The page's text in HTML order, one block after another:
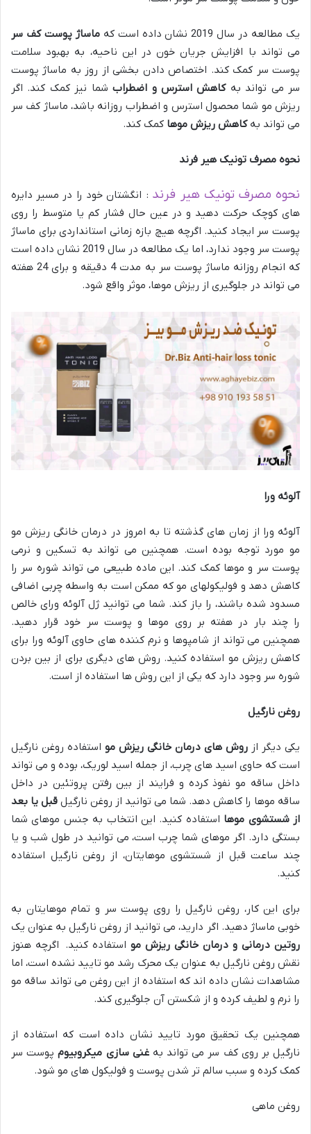
یک مطالعه در سال 2019 نشان داده است که
ماساژ پوست کف سر
می تواند با افزایش جریان خون در این ناحیه، به بهبود سلامت
پوست سر کمک کند. اختصاص دادن بخشی از روز به ماساژ پوست
سر می تواند بهکاهش استرس و اضطرابشما نیز کمک کند. اگر
ریزش مو شما محصول استرس و اضطراب روزانه باشد، ماساژ کف سر
می تواند به کاهش ریزش موها کمک کند.
نحوه مصرف تونیک هیر فرند
نحوه مصرف تونیک هیر فرند : انگشتان خود را در مسیر دایره
های کوچک حرکت دهید و در عین حال فشار کم یا متوسط را روی
پوست سر ایجاد کنید. اگرچه هیچ بازه زمانی استانداردی برای ماساژ
پوست سر وجود ندارد، اما یک مطالعه در سال 2019 نشان داده است
که انجام روزانه ماساژ پوست سر به مدت 4 دقیقه و برای 24 هفته
می تواند در جلوگیری از ریزش موها، موثر واقع شود.
آلوئه ورا
آلوئه ورا از زمان های گذشته تا به امروز در درمان خانگی ریزش مو
مو مورد توجه بوده است. همچنین می تواند به تسکین و نرمی
پوست سر و موها کمک کند. این ماده طبیعی می تواند شوره سر را
کاهش دهد و فولیکولهای مو که ممکن است به واسطه چربی اضافی
مسدود شده باشند، را باز کند. شما می توانید ژل آلوئه ورای خالص
را چند بار در هفته بر روی موها و پوست سر خود قرار دهید.
همچنین می تواند از شامپوها و نرم کننده های حاوی آلوئه ورا برای
کاهش ریزش مو استفاده کنید. روش های دیگری برای از بین بردن
شوره سر وجود دارد که یکی از این روش ها استفاده از است.
روغن نارگیل
یکی دیگر از روش های درمان خانگی ریزش مو استفاده روغن نارگیل
است که حاوی اسید های چرب، از جمله اسید لوریک، بوده و می تواند
داخل ساقه مو نفوذ کرده و فرایند از بین رفتن پروتئین در داخل
ساقه موها را کاهش دهد. شما می توانید از روغن نارگیل قبل یا بعد
از شستشوی موها استفاده کنید. این انتخاب به جنس موهای شما
بستگی دارد. اگر موهای شما چرب است، می توانید در طول شب و یا
چند ساعت قبل از شستشوی موهایتان، از روغن نارگیل استفاده
کنید.
برای این کار، روغن نارگیل را روی پوست سر و تمام موهایتان به
خوبی ماساژ دهید. اگر دارید، می توانید از روغن نارگیل به عنوان یک
روتین درمانی و درمان خانگی ریزش مو استفاده کنید. اگرچه هنوز
نقش روغن نارگیل به عنوان یک محرک رشد مو تایید نشده است، اما
مشاهدات نشان داده اند که استفاده از این روغن می تواند ساقه مو
را نرم و لطیف کرده و از شکستن آن جلوگیری کند.
همچنین یک تحقیق مورد تایید نشان داده است که استفاده از
نارگیل بر روی کف سر می تواند بهغنی سازی میکروبیومپوست سر
کمک کرده و سبب سالم تر شدن پوست و فولیکول های مو شود.
روغن ماهی